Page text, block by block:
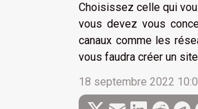
Choisissez celle qui
vous devez vous
canaux comme les
vous faudra créer un
18 septembre 2022